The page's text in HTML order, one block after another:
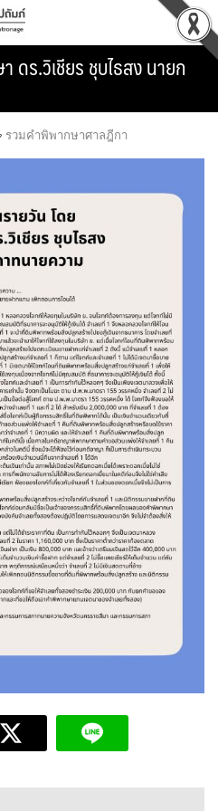
ดร.วิเชียร ชุบไธสง นายก
รวมคำพิพากษาศาลฎีกา